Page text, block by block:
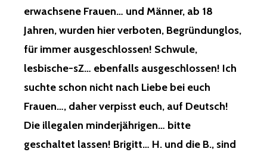
erwachsene Frauen… und Männer, ab 18
Jahren, wurden hier verboten, Begründunglos,
für immer ausgeschlossen! Schwule,
lesbische-sZ… ebenfalls ausgeschlossen! Ich
suchte schon nicht nach Liebe bei euch
Frauen…, daher verpisst euch, auf Deutsch!
Die illegalen minderjährigen… bitte
geschaltet lassen! Brigitt… H. und die B., sind